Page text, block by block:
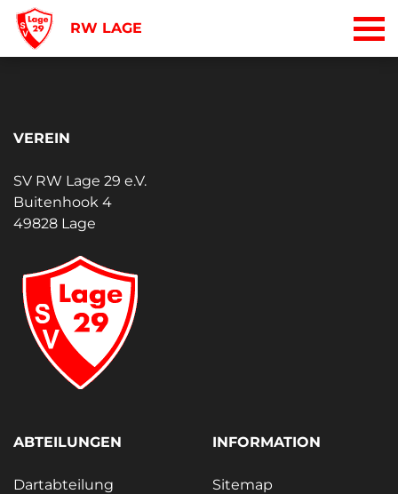
RW LAGE
VEREIN
SV RW Lage 29 e.V.
Buitenhook 4
49828 Lage
ABTEILUNGEN
Dartabteilung
INFORMATION
Sitemap